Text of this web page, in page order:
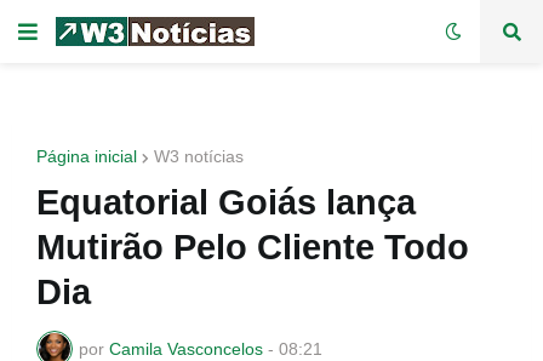
Página inicial W3 notícias
Equatorial Goiás lança
Mutirão Pelo Cliente Todo
Dia
por Camila Vasconcelos - 08:21